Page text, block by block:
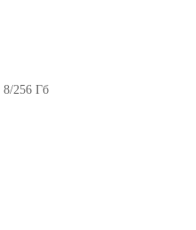
8/256 Гб